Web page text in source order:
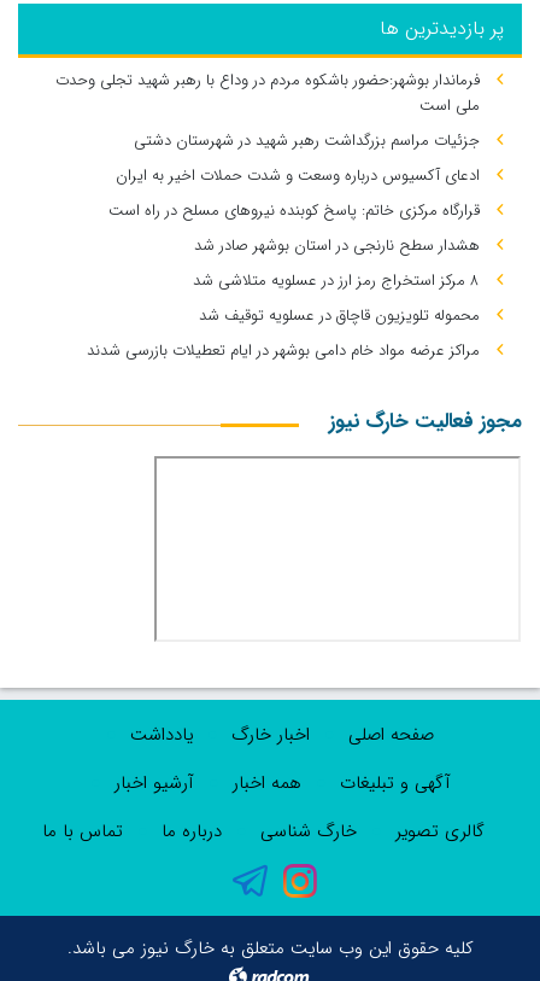
پر بازدیدترین ها
فرماندار بوشهر:حضور باشکوه مردم در وداع با رهبر شهید تجلی وحدت
ملی است
جزئیات مراسم بزرگداشت رهبر شهید در شهرستان دشتی
ادعای آکسیوس درباره وسعت و شدت حملات اخیر به ایران
قرارگاه مرکزی خاتم: پاسخ کوبنده نیروهای مسلح در راه است
هشدار سطح نارنجی در استان بوشهر صادر شد
۸ مرکز استخراج رمز ارز در عسلویه متلاشی شد
محموله تلویزیون قاچاق در عسلویه توقیف شد
مراکز عرضه مواد خام دامی بوشهر در ایام تعطیلات بازرسی شدند
مجوز فعالیت خارگ نیوز
صفحه اصلی اخبار خارگ
یادداشت
آگهی و تبلیغات
همه اخبار
آرشیو اخبار
گالری تصویر
خارگ شناسی درباره ما تماس با ما
کلیه حقوق این وب سایت متعلق به خارگ نیوز می باشد.